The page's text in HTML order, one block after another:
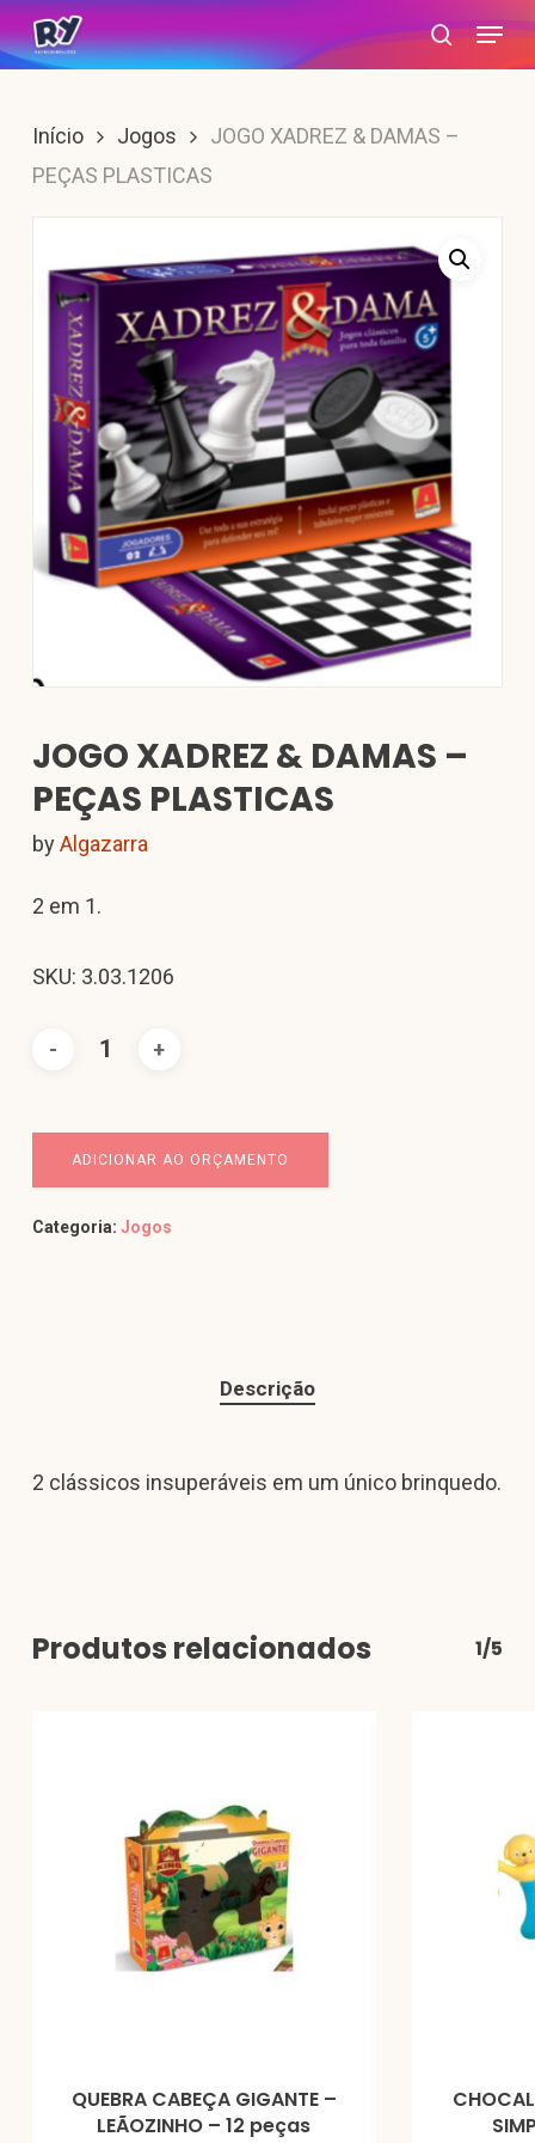
Skip
to
content
search
Menu
Início Jogos
JOGO XADREZ & DAMAS –
PEÇAS PLASTICAS
JOGO XADREZ & DAMAS –
PEÇAS PLASTICAS
byAlgazarra
2 em 1.
SKU: 3.03.1206
ADICIONAR AO ORÇAMENTO
Categoria: Jogos
Descrição
2 clássicos insuperáveis em um único brinquedo.
Produtos relacionados 1/5
QUEBRA CABEÇA GIGANTE –
LEÃOZINHO – 12 peças